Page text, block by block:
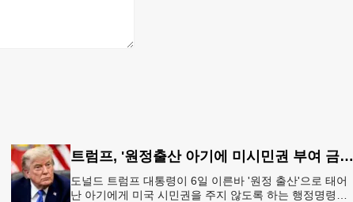
트럼프, '원정출산 아기에 미시민권 부여 금지' 행정명령 서명
도널드 트럼프 대통령이 6일 이른바 '원정 출산'으로 태어
난 아기에게 미국 시민권을 주지 않도록 하는 행정명령에